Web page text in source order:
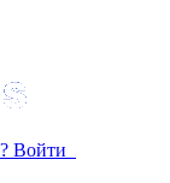
Войти